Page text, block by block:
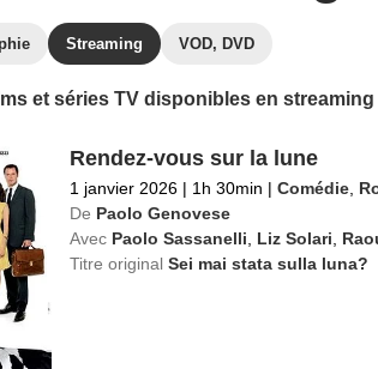
Streaming VOD, DVD
et séries TV disponibles en
Rendez-vous sur la lune
1 janvier 2026 | 1h 30min | Comédie,
De Paolo Genovese
Avec Paolo Sassanelli Liz Solari
Titre original Sei mai stata sulla luna?